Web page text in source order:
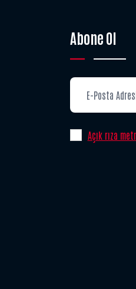
Abone Ol
Açık rıza